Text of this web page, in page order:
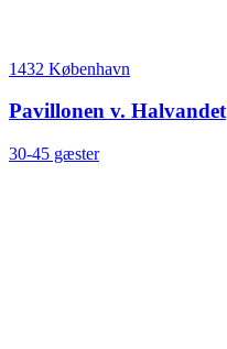
1432 København
Pavillonen v. Halvandet
30-45 gæster